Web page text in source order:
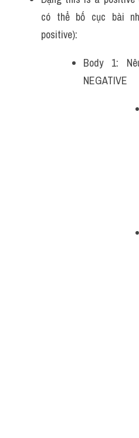
có thể bố cục bài
positive):
Body 1:
NEGATIVE